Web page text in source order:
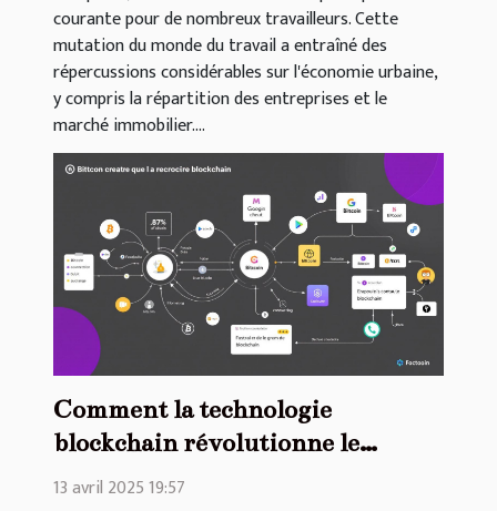
courante pour de nombreux travailleurs. Cette
mutation du monde du travail a entraîné des
répercussions considérables sur l'économie urbaine,
y compris la répartition des entreprises et le
marché immobilier....
Comment la technologie
blockchain révolutionne le
secteur bancaire et ses
13 avril 2025 19:57